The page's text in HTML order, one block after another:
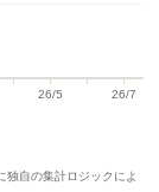
自の集計ロジックによ